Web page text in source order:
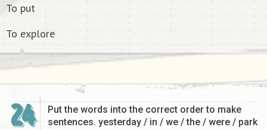
To put
To explore
24
Put the words into the correct order to make
sentences. yesterday / in / we / the / were / park